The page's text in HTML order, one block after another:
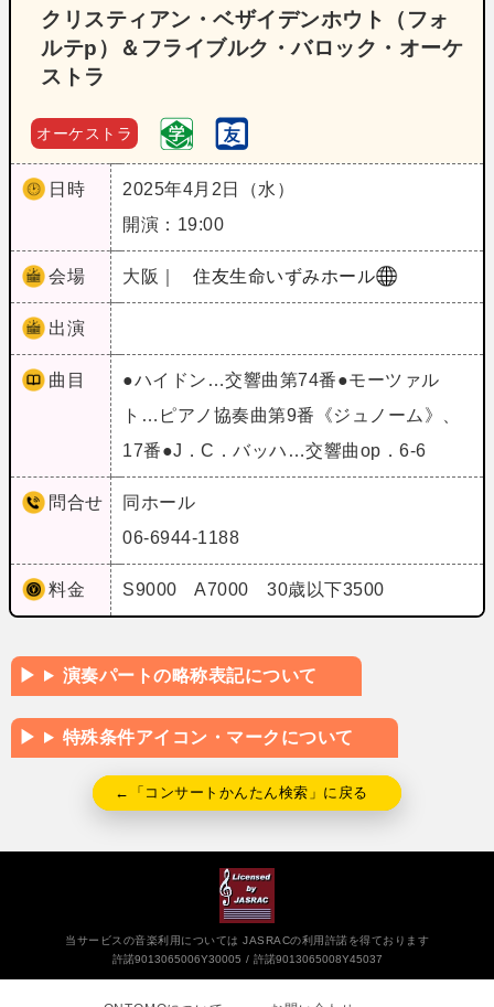
クリスティアン・ベザイデンホウト（フォ
ルテp）＆フライブルク・バロック・オーケ
ストラ
オーケストラ
日時
2025年4月2日（水）
開演：19:00
会場 大阪｜ 住友生命いずみホール
出演
曲目
●ハイドン…交響曲第74番●モーツァル
ト…ピアノ協奏曲第9番《ジュノーム》、
17番●J．C．バッハ…交響曲op．6‐6
問合せ
同ホール
06-6944-1188
料金 S9000 A7000 30歳以下3500
演奏パートの略称表記について
特殊条件アイコン・マークについて
←「コンサートかんたん検索」に戻る
当サービスの音楽利用については JASRACの利用許諾を得ております
許諾9013065006Y30005
許諾9013065008Y45037